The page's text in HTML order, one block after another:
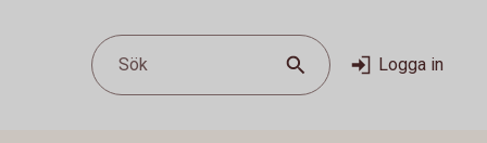
Sök Logga in